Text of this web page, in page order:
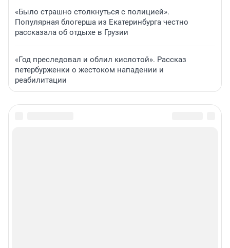
«Было страшно столкнуться с полицией».
Популярная блогерша из Екатеринбурга честно
рассказала об отдыхе в Грузии
«Год преследовал и облил кислотой». Рассказ
петербурженки о жестоком нападении и
реабилитации